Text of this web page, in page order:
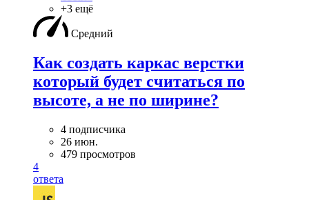
+3 ещё
Средний
Как создать каркас верстки
который будет считаться по
высоте, а не по ширине?
4 подписчика
26 июн.
479 просмотров
4
ответа